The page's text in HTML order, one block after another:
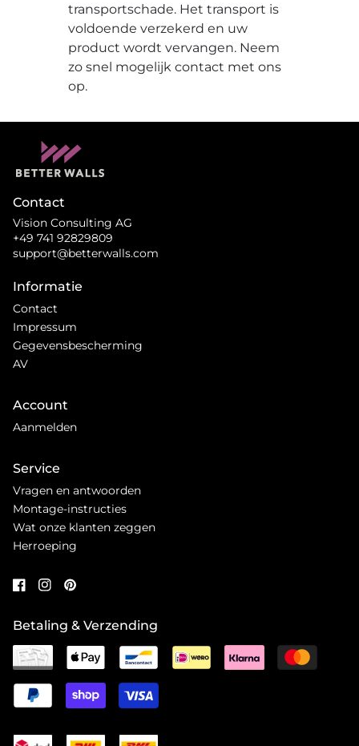
transportschade. Het transport is
voldoende verzekerd en uw
product wordt vervangen. Neem
zo snel mogelijk contact met ons
op.
Contact
Vision Consulting AG
+49 741 92829809
support@betterwalls.com
Informatie
Contact
Impressum
Gegevensbescherming
AV
Account
Aanmelden
Service
Vragen en antwoorden
Montage-instructies
Wat onze klanten zeggen
Herroeping
Betaling & Verzending